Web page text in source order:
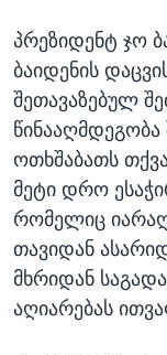
პრეზიდენტ ჯო
ბაიდენის
შეთავაზებულ
ოთხშაბათს
მეტი დრო
რომელიც
თავიდან
მხრიდან
აღიარებას